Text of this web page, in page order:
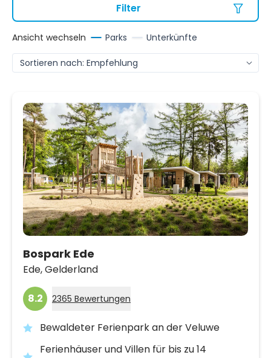
Filter
Ansicht wechseln Parks Unterkünfte
Bospark Ede
Ede,Gelderland
8.2 2365 Bewertungen
Bewaldeter Ferienpark an der Veluwe
Ferienhäuser und Villen für bis zu 14